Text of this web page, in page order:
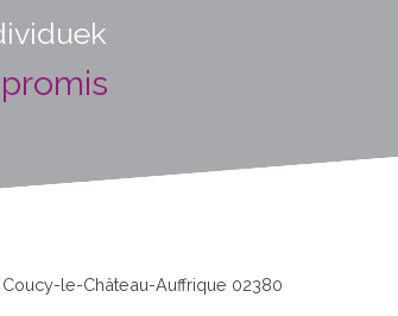
le-Château-Auffrique 02380